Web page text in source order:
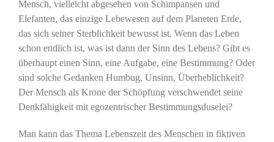
Mensch, vielleicht abgesehen von Schimpansen und
Elefanten, das einzige Lebewesen auf dem Planeten Erde,
das sich seiner Sterblichkeit bewusst ist. Wenn das Leben
schon endlich ist, was ist dann der Sinn des Lebens? Gibt es
überhaupt einen Sinn, eine Aufgabe, eine Bestimmung? Oder
sind solche Gedanken Humbug, Unsinn, Überheblichkeit?
Der Mensch als Krone der Schöpfung verschwendet seine
Denkfähigkeit mit egozentrischer Bestimmungsduselei?
Man kann das Thema Lebenszeit des Menschen in fiktiven